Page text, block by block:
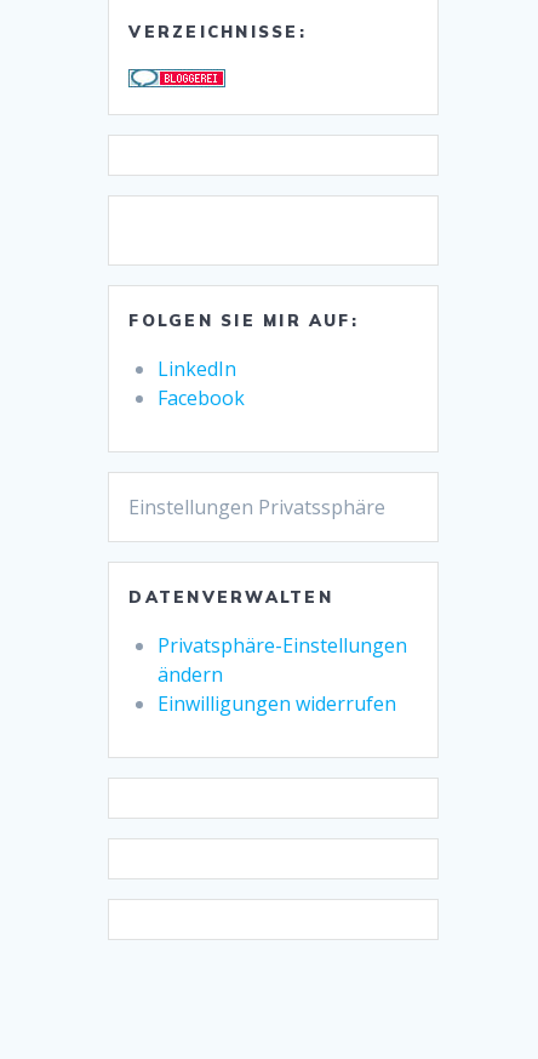
VERZEICHNISSE:
FOLGEN SIE MIR AUF:
LinkedIn
Facebook
Einstellungen Privatssphäre
DATENVERWALTEN
Privatsphäre-Einstellungen
ändern
Einwilligungen widerrufen